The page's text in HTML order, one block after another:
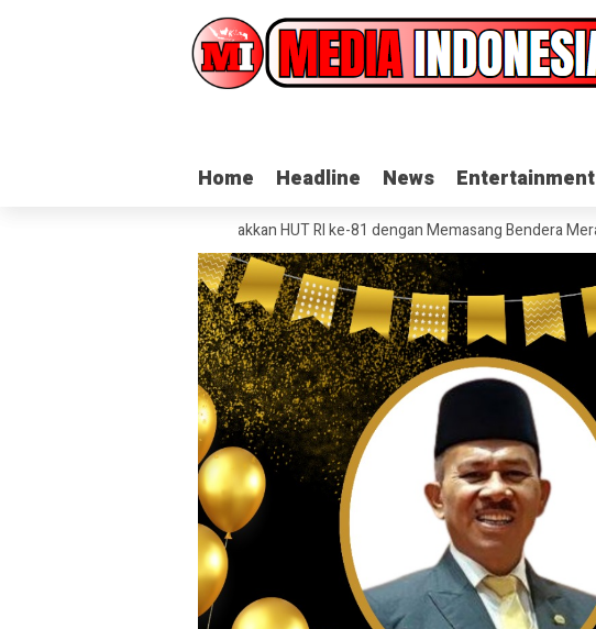
Home Headline News Entertainment
Home Headline News Entertainment
Grobog Kulon Semarakkan HUT RI ke-81 dengan Memasang Bendera Merah Putih